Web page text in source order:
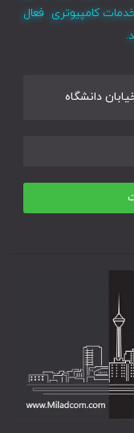
کامپیوتری فعال
دانشگاه